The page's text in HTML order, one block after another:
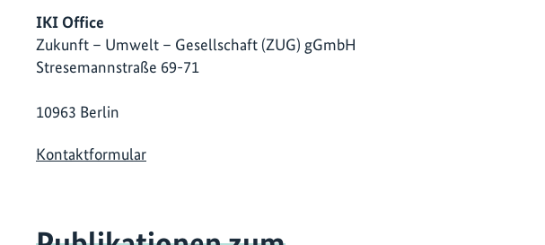
IKI Office
Zukunft – Umwelt – Gesellschaft (ZUG) gGmbH
Stresemannstraße 69-71
10963 Berlin
Kontaktformular